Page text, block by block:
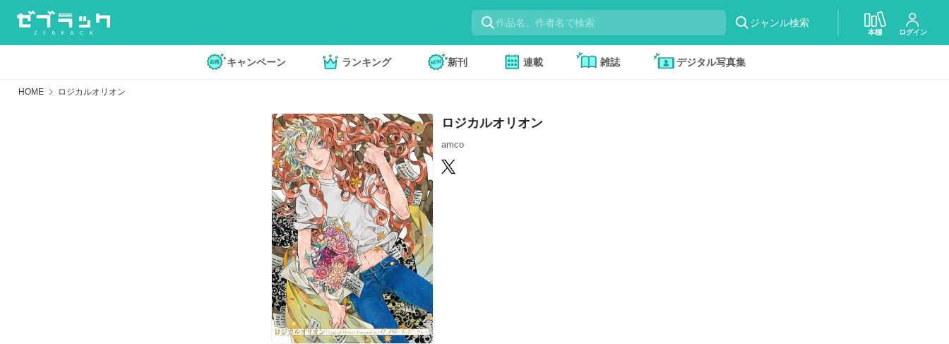
ジャンル検索
本棚 ログイン
キャンペーン ランキング 新刊 連載 雑誌 デジタル写真集
HOME ロジカルオリオン
ロジカルオリオン
amco